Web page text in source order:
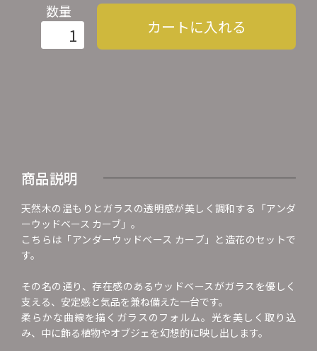
数量
カートに入れる
商品説明
天然木の温もりとガラスの透明感が美しく調和する「アンダ
ーウッドベース カーブ」。
こちらは「アンダーウッドベース カーブ」と造花のセットで
す。
その名の通り、存在感のあるウッドベースがガラスを優しく
支える、安定感と気品を兼ね備えた一台です。
柔らかな曲線を描くガラスのフォルム。光を美しく取り込
み、中に飾る植物やオブジェを幻想的に映し出します。